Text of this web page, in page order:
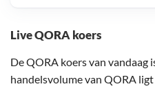
Live QORA koers
De QORA koers van vandaag
handelsvolume van QORA